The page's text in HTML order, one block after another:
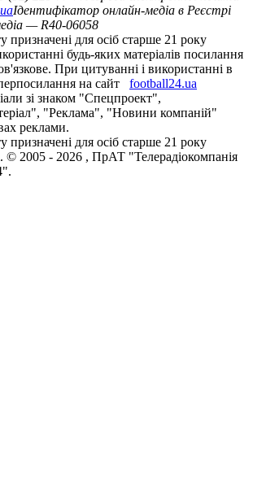
Ідентифікатор онлайн-медіа в Реєстрі
— R40-06058
призначені для осіб старше 21 року
будь-яких матеріалів посилання
При цитуванні і використанні в
на сайт
football24.ua
зі знаком "Спецпроект",
"Реклама", "Новини компаній"
реклами.
призначені для осіб старше 21 року
© 2005 - 2026 , ПрАТ "Телерадіокомпанія